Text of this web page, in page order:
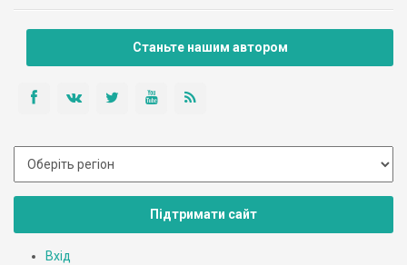
Станьте нашим автором
Підтримати сайт
Вхід